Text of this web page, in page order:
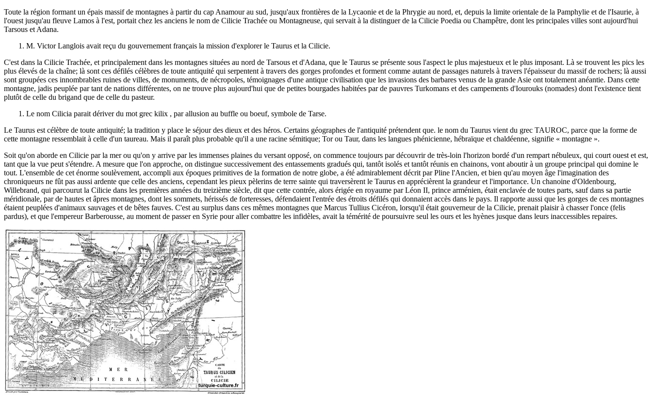
Toute la région formant un épais massif de montagnes à partir du cap Anamour au sud, jusqu'aux frontières de la Lycaonie et de la Phrygie au nord, et, depuis la limite orientale de la Pamphylie et de l'Isaurie, à
l'ouest jusqu'au fleuve Lamos à l'est, portait chez les anciens le nom de Cilicie Trachée ou Montagneuse, qui servait à la distinguer de la Cilicie Poedia ou Champêtre, dont les principales villes sont aujourd'hui
Tarsous et Adana.
1. M. Victor Langlois avait reçu du gouvernement français la mission d'explorer le Taurus et la Cilicie.
C'est dans la Cilicie Trachée, et principalement dans les montagnes situées au nord de Tarsous et d'Adana, que le Taurus se présente sous l'aspect le plus majestueux et le plus imposant. Là se trouvent les pics les
plus élevés de la chaîne; là sont ces défilés célèbres de toute antiquité qui serpentent à travers des gorges profondes et forment comme autant de passages naturels à travers l'épaisseur du massif de rochers; là aussi
sont groupées ces innombrables ruines de villes, de monuments, de nécropoles, témoignages d'une antique civilisation que les invasions des barbares venus de la grande Asie ont totalement anéantie. Dans cette
montagne, jadis peuplée par tant de nations différentes, on ne trouve plus aujourd'hui que de petites bourgades habitées par de pauvres Turkomans et des campements d'Iourouks (nomades) dont l'existence tient
plutôt de celle du brigand que de celle du pasteur.
1. Le nom Cilicia parait dériver du mot grec kilix , par allusion au buffle ou boeuf, symbole de Tarse.
Le Taurus est célèbre de toute antiquité; la tradition y place le séjour des dieux et des héros. Certains géographes de l'antiquité prétendent que. le nom du Taurus vient du grec TAUROC, parce que la forme de
cette montagne ressemblait à celle d'un taureau. Mais il paraît plus probable qu'il a une racine sémitique; Tor ou Taur, dans les langues phénicienne, hébraïque et chaldéenne, signifie « montagne ».
Soit qu'on aborde en Cilicie par la mer ou qu'on y arrive par les immenses plaines du versant opposé, on commence toujours par découvrir de très-loin l'horizon bordé d'un rempart nébuleux, qui court ouest et est,
tant que la vue peut s'étendre. A mesure que l'on approche, on distingue successivement des entassements gradués qui, tantôt isolés et tantôt réunis en chainons, vont aboutir à un groupe principal qui domine le
tout. L'ensemble de cet énorme soulèvement, accompli aux époques primitives de la formation de notre globe, a été admirablement décrit par Pline l'Ancien, et bien qu'au moyen âge l'imagination des
chroniqueurs ne fût pas aussi ardente que celle des anciens, cependant les pieux pèlerins de terre sainte qui traversèrent le Taurus en apprécièrent la grandeur et l'importance. Un chanoine d'Oldenbourg,
Willebrand, qui parcourut la Cilicie dans les premières années du treizième siècle, dit que cette contrée, alors érigée en royaume par Léon II, prince arménien, était enclavée de toutes parts, sauf dans sa partie
méridionale, par de hautes et âpres montagnes, dont les sommets, hérissés de forteresses, défendaient l'entrée des étroits défilés qui donnaient accès dans le pays. Il rapporte aussi que les gorges de ces montagnes
étaient peuplées d'animaux sauvages et de bêtes fauves. C'est au surplus dans ces mêmes montagnes que Marcus Tullius Cicéron, lorsqu'il était gouverneur de la Cilicie, prenait plaisir à chasser l'once (felis
pardus), et que l'empereur Barberousse, au moment de passer en Syrie pour aller combattre les infidèles, avait la témérité de poursuivre seul les ours et les hyènes jusque dans leurs inaccessibles repaires.